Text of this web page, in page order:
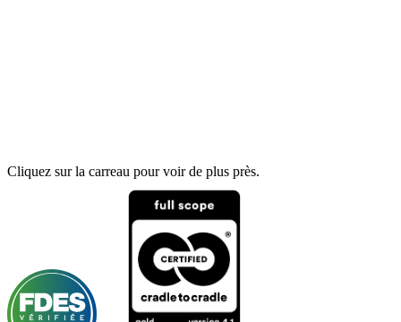
Cliquez sur la carreau pour voir de plus près.